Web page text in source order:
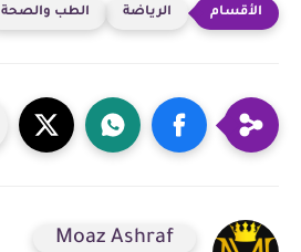
الرياضة الطب والصحة
Moaz Ashraf